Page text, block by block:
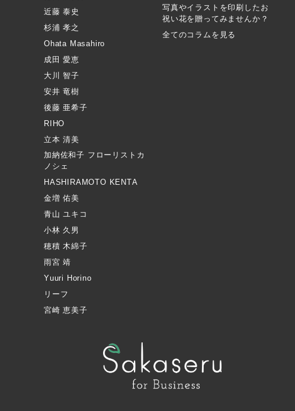
近藤 泰史
杉浦 孝之
Ohata Masahiro
成田 愛恵
大川 智子
安井 竜樹
後藤 亜希子
RIHO
立本 清美
加納佐和子 フローリストカ
ノシェ
HASHIRAMOTO KENTA
金増 佑美
青山 ユキコ
小林 久男
穂積 木綿子
雨宮 靖
Yuuri Horino
リーフ
宮崎 恵美子
写真やイラストを印刷したお
祝い花を贈ってみませんか？
全てのコラムを見る